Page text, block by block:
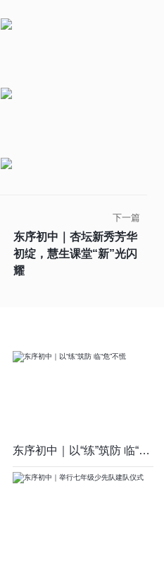
下一篇
东序初中｜杏坛新秀芳华
初绽，慧生课堂“新”光闪
耀
东序初中｜以“练”筑防 临“危”不慌